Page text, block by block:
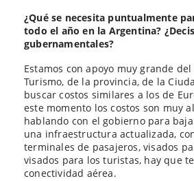
¿Qué se necesita puntualmente
todo el año en la Argentina?
gubernamentales?
Estamos con apoyo muy grande
Turismo, de la provincia, de la
buscar costos similares a los de
este momento los costos son muy
hablando con el gobierno para
una infraestructura actualizada,
terminales de pasajeros, visados
visados para los turistas, hay que
conectividad aérea.